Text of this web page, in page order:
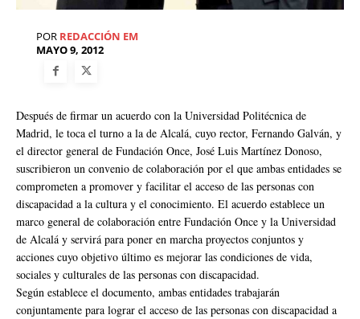
POR REDACCIÓN EM
MAYO 9, 2012
Después de firmar un acuerdo con la Universidad Politécnica de
Madrid, le toca el turno a la de Alcalá, cuyo rector, Fernando Galván, y
el director general de Fundación Once, José Luis Martínez Donoso,
suscribieron un convenio de colaboración por el que ambas entidades se
comprometen a promover y facilitar el acceso de las personas con
discapacidad a la cultura y el conocimiento. El acuerdo establece un
marco general de colaboración entre Fundación Once y la Universidad
de Alcalá y servirá para poner en marcha proyectos conjuntos y
acciones cuyo objetivo último es mejorar las condiciones de vida,
sociales y culturales de las personas con discapacidad.
Según establece el documento, ambas entidades trabajarán
conjuntamente para lograr el acceso de las personas con discapacidad a